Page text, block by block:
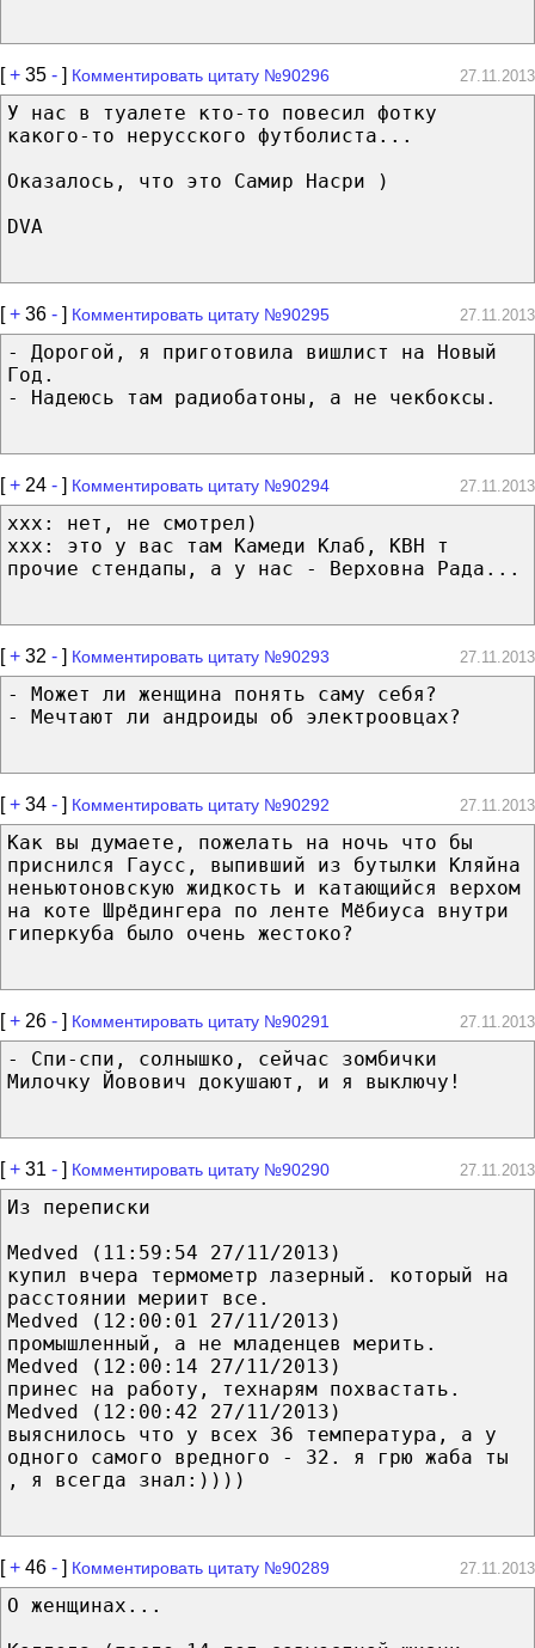
[+ 35 - ] Комментировать цитату №90296 27.11.2013
У нас в туалете кто-то повесил фотку
какого-то нерусского футболиста...
Оказалось, что это Самир Насри )
DVA
[+ 36 - ] Комментировать цитату №90295 27.11.2013
- Дорогой, я приготовила вишлист на Новый
Год.
- Надеюсь там радиобатоны, а не чекбоксы.
[+ 24 - ] Комментировать цитату №90294 27.11.2013
xxx: нет, не смотрел)
ххх: это у вас там Камеди Клаб, КВН т
прочие стендапы, а у нас - Верховна Рада...
[+ 32 - ] Комментировать цитату №90293 27.11.2013
- Mожет ли женщина понять саму себя?
- Мечтают ли андроиды об электроовцах?
[+ 34 - ] Комментировать цитату №90292 27.11.2013
Как вы думаете, пожелать на ночь что бы
приснился Гаусс, выпивший из бутылки Кляйна
неньютоновскую жидкость и катающийся верхом
на коте Шрёдингера по ленте Мёбиуса внутри
гиперкуба было очень жестоко?
[+ 26 - ] Комментировать цитату №90291 27.11.2013
- Спи-спи, солнышко, сейчас зомбички
Милочку Йовович докушают, и я выключу!
[+ 31 - ] Комментировать цитату №90290 27.11.2013
Из переписки
Medved (11:59:54 27/11/2013)
купил вчера термометр лазерный. который на
расстоянии мериит все.
Medved (12:00:01 27/11/2013)
промышленный, а не младенцев мерить.
Medved (12:00:14 27/11/2013)
принес на работу, технарям похвастать.
Medved (12:00:42 27/11/2013)
выяснилось что у всех 36 температура, а у
одного самого вредного - 32. я грю жаба ты
, я всегда знал:))))
[+ 46 - ] Комментировать цитату №90289 27.11.2013
О женщинах...